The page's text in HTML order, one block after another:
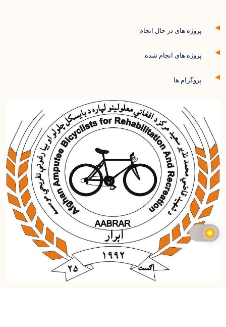
پروژه های در حال انجام
پروژه های انجام شده
پروگرام ها